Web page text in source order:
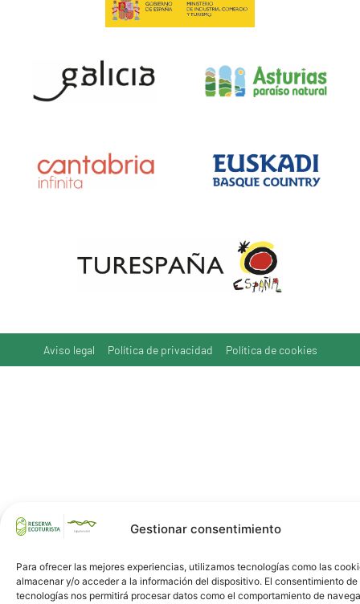
Gestionar consentimiento
Para ofrecer las mejores experiencias, utilizamos tecnologías como las
almacenar y/o acceder a la información del dispositivo. El consentimiento de
tecnologías nos permitirá procesar datos como el comportamiento de
Aviso legal Política de privacidad Política de cookies